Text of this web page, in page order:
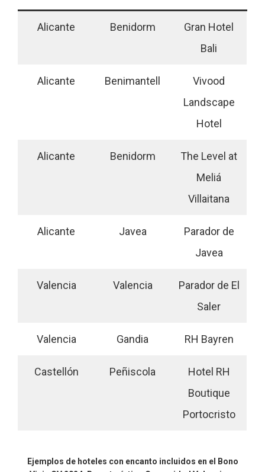
Alicante Benidorm
Gran Hotel
Bali
Alicante Benimantell
Vivood
Landscape
Hotel
Alicante Benidorm
The Level at
Meliá
Villaitana
Alicante Javea
Parador de
Javea
Valencia Valencia
Parador de El
Saler
Valencia Gandia RH Bayren
Castellón Peñiscola
Hotel RH
Boutique
Portocristo
Ejemplos de hoteles con encanto incluidos en el Bono